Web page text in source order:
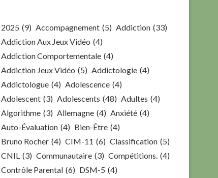
2025 (9) Accompagnement (5) Addiction (33)
Addiction Aux Jeux Vidéo (4)
Addiction Comportementale (4)
Addiction Jeux Vidéo (5) Addictologie (4)
Addictologue (4) Adolescence (4)
Adolescent (3) Adolescents (48) Adultes (4)
Algorithme (3) Allemagne (4) Anxiété (4)
Auto-Évaluation (4) Bien-Être (4)
Bruno Rocher (4) CIM-11 (6) Classification (5)
CNIL (3) Communautaire (3) Compétitions. (4)
Contrôle Parental (6) DSM-5 (4)